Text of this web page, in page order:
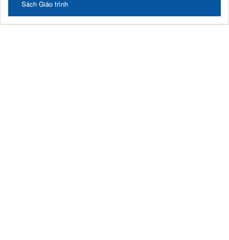
Sách Giáo trình